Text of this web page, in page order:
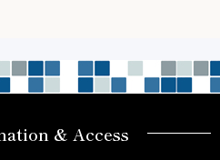
& Access